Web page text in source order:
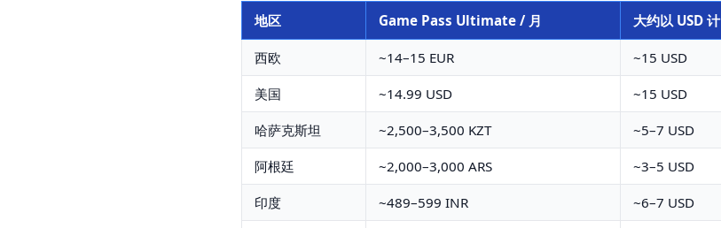
地区 Game Pass Ultimate / 月 大约以 USD 计
西欧 ~14–15 EUR ~15 USD
美国 ~14.99 USD ~15 USD
哈萨克斯坦 ~2,500–3,500 KZT ~5–7 USD
阿根廷 ~2,000–3,000 ARS ~3–5 USD
印度 ~489–599 INR ~6–7 USD